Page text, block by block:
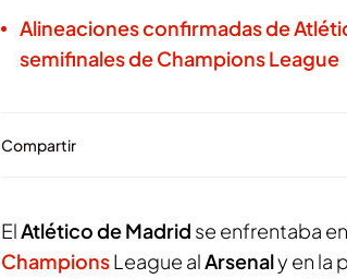
Alineaciones confirmadas de
semifinales de Champions League
Compartir
ElAtlético de Madrid se enfrentaba
ChampionsLeague alArsenaly en la